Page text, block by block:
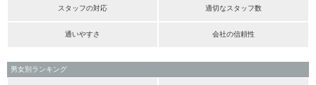
スタッフの対応 適切なスタッフ数
通いやすさ 会社の信頼性
男女別ランキング